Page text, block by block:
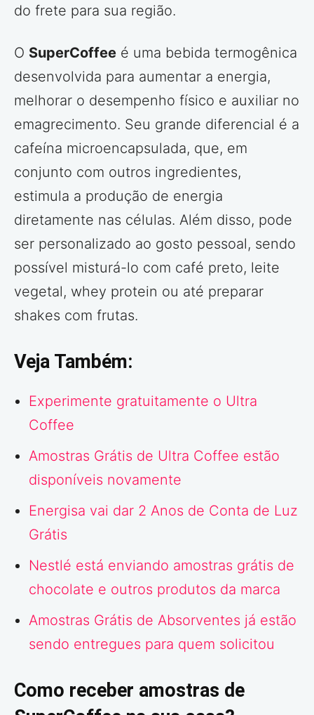
do frete para sua região.
O SuperCoffee é uma bebida termogênica
desenvolvida para aumentar a energia,
melhorar o desempenho físico e auxiliar no
emagrecimento. Seu grande diferencial é a
cafeína microencapsulada, que, em
conjunto com outros ingredientes,
estimula a produção de energia
diretamente nas células. Além disso, pode
ser personalizado ao gosto pessoal, sendo
possível misturá-lo com café preto, leite
vegetal, whey protein ou até preparar
shakes com frutas.
Veja Também:
Experimente gratuitamente o Ultra
Coffee
Amostras Grátis de Ultra Coffee estão
disponíveis novamente
Energisa vai dar 2 Anos de Conta de Luz
Grátis
Nestlé está enviando amostras grátis de
chocolate e outros produtos da marca
Amostras Grátis de Absorventes já estão
sendo entregues para quem solicitou
Como receber amostras de